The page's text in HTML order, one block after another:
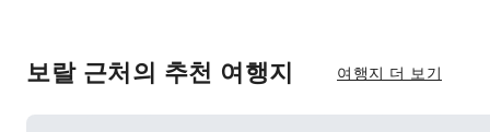
보랄 근처의 추천 여행지 여행지 더 보기